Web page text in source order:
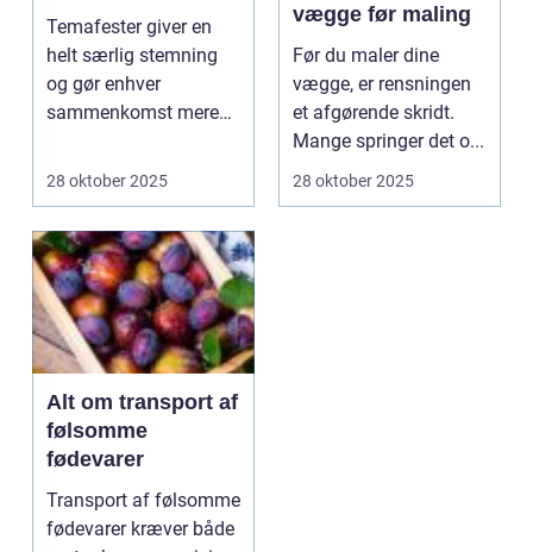
Temafester giver en
helt særlig stemning
og gør enhver
sammenkomst mere
28 oktober 2025
vægge før maling
Før du maler dine
vægge, er rensningen
et afgørende skridt.
Mange springer det o...
28 oktober 2025
Alt om transport af
følsomme
fødevarer
Transport af følsomme
fødevarer kræver både